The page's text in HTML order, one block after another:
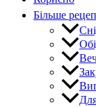
Більше